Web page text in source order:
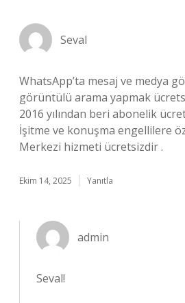
Seval
WhatsApp’ta mesaj ve medya
görüntülü arama yapmak
2016 yılından beri abonelik
İşitme ve konuşma engellilere
Merkezi hizmeti ücretsizdir .
Ekim 14, 2025 Yanıtla
admin
Seval!